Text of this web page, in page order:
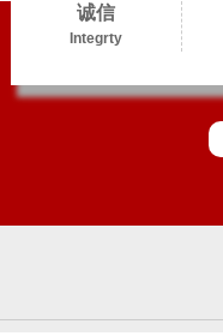
诚信
Integrty